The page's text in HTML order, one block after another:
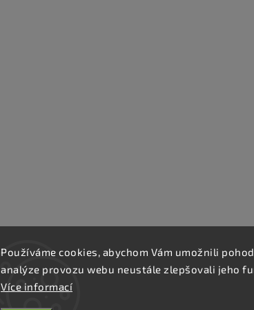
Používáme cookies, abychom Vám umožnili
analýze provozu webu neustále zlepšovali jeho
Více informací